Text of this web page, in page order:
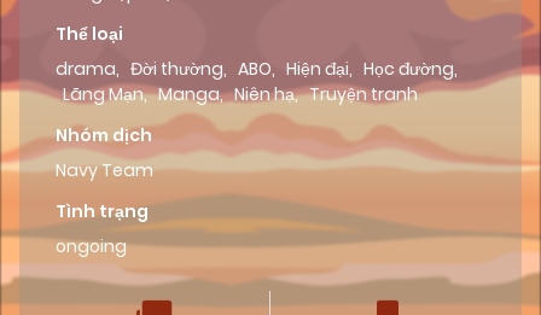
Thể loại
drama, Đời thường, ABO, Hiện đại, Học đường,
Lãng Mạn, Manga, Niên hạ, Truyện tranh
Nhóm dịch
Navy Team
Tình trạng
ongoing